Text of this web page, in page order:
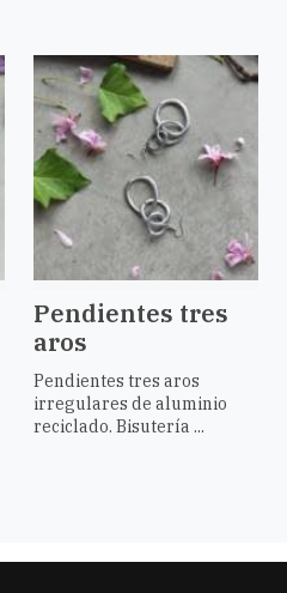
Pendientes tres
aros
Pendientes tres aros
irregulares de aluminio
reciclado. Bisutería ...